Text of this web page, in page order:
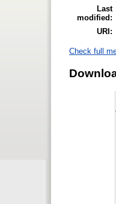
Last
modified:
URI:
Check full